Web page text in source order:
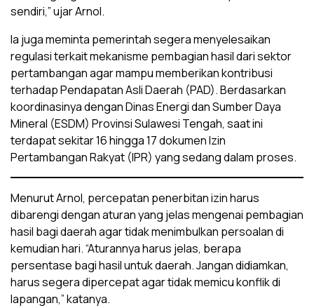
sendiri,” ujar Arnol.
Ia juga meminta pemerintah segera menyelesaikan
regulasi terkait mekanisme pembagian hasil dari sektor
pertambangan agar mampu memberikan kontribusi
terhadap Pendapatan Asli Daerah (PAD). Berdasarkan
koordinasinya dengan Dinas Energi dan Sumber Daya
Mineral (ESDM) Provinsi Sulawesi Tengah, saat ini
terdapat sekitar 16 hingga 17 dokumen Izin
Pertambangan Rakyat (IPR) yang sedang dalam proses.
Menurut Arnol, percepatan penerbitan izin harus
dibarengi dengan aturan yang jelas mengenai pembagian
hasil bagi daerah agar tidak menimbulkan persoalan di
kemudian hari. “Aturannya harus jelas, berapa
persentase bagi hasil untuk daerah. Jangan didiamkan,
harus segera dipercepat agar tidak memicu konflik di
lapangan,” katanya.